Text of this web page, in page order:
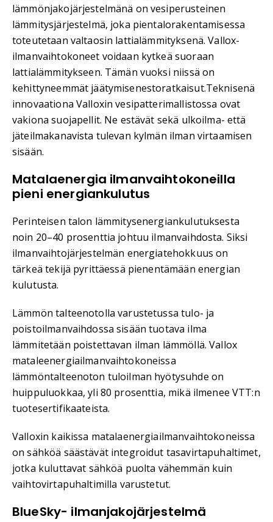
lämmönjakojärjestelmänä on vesiperusteinen
lämmitysjärjestelmä, joka pientalorakentamisessa
toteutetaan valtaosin lattialämmityksenä. Vallox-
ilmanvaihtokoneet voidaan kytkeä suoraan
lattialämmitykseen. Tämän vuoksi niissä on
kehittyneemmät jäätymisenestoratkaisut.Teknisenä
innovaationa Valloxin vesipatterimallistossa ovat
vakiona suojapellit. Ne estävät sekä ulkoilma- että
jäteilmakanavista tulevan kylmän ilman virtaamisen
sisään.
Matalaenergia ilmanvaihtokoneilla
pieni energiankulutus
Perinteisen talon lämmitysenergiankulutuksesta
noin 20–40 prosenttia johtuu ilmanvaihdosta. Siksi
ilmanvaihtojärjestelmän energiatehokkuus on
tärkeä tekijä pyrittäessä pienentämään energian
kulutusta.
Lämmön talteenotolla varustetussa tulo- ja
poistoilmanvaihdossa sisään tuotava ilma
lämmitetään poistettavan ilman lämmöllä. Vallox
mataleenergiailmanvaihtokoneissa
lämmöntalteenoton tuloilman hyötysuhde on
huippuluokkaa, yli 80 prosenttia, mikä ilmenee VTT:n
tuotesertifikaateista.
Valloxin kaikissa matalaenergiailmanvaihtokoneissa
on sähköä säästävät integroidut tasavirtapuhaltimet,
jotka kuluttavat sähköä puolta vähemmän kuin
vaihtovirtapuhaltimilla varustetut.
BlueSky- ilmanjakojärjestelmä